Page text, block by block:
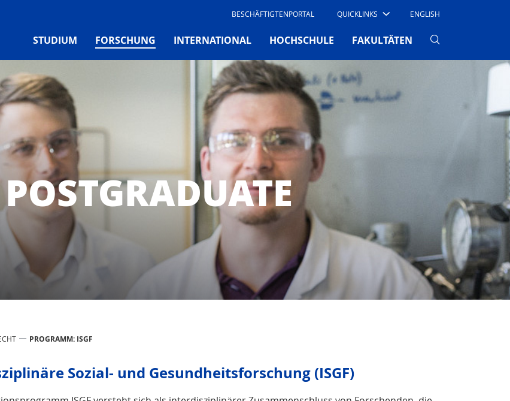
BESCHÄFTIGTENPORTAL QUICKLINKS ENGLISH
STUDIUM FORSCHUNG (CURRENT)
INTERNATIONAL HOCHSCHULE FAKULTÄTEN
PROGRAMM: ISGF
Sozial- und Gesundheitsforschung (ISGF)